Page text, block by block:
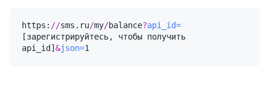
https: //sms.ru/my/balance?api_id=
[зарегистрируйтесь, чтобы получить
api_id] &json=1